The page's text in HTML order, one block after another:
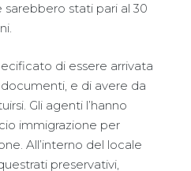
stati pari al 30
di essere arrivata
e di avere da
Gli agenti l’hanno
immigrazione per
All’interno del locale
preservativi,